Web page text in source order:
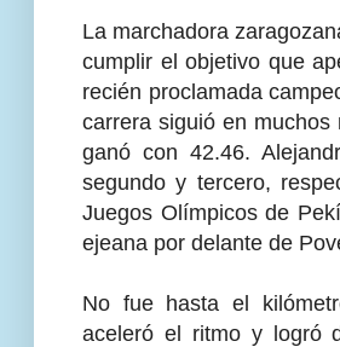
La marchadora
cumplir el objetivo que
recién proclamada
carrera siguió en
ganó con 42.46.
segundo y tercero,
Juegos Olímpicos de
ejeana por delante de
No fue hasta el
aceleró el ritmo y logró